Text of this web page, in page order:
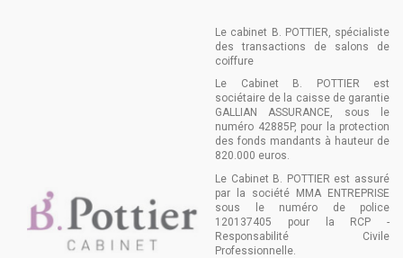
Le cabinet B. POTTIER, spécialiste
des transactions de salons de
coiffure
Le Cabinet B. POTTIER est
sociétaire de la caisse de garantie
GALLIAN ASSURANCE, sous le
numéro 42885P, pour la protection
des fonds mandants à hauteur de
820.000 euros.
Le Cabinet B. POTTIER est assuré
par la société MMA ENTREPRISE
sous le numéro de police
120137405 pour la RCP -
Responsabilité Civile
Professionnelle.